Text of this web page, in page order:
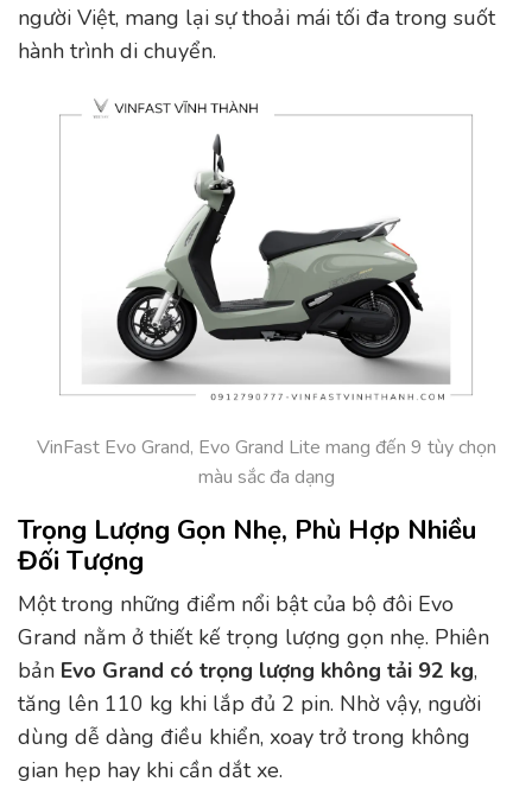
người Việt, mang lại sự thoải mái tối đa trong suốt
hành trình di chuyển.
VinFast Evo Grand, Evo Grand Lite mang đến 9 tùy chọn
màu sắc đa dạng
Trọng Lượng Gọn Nhẹ, Phù Hợp Nhiều
Đối Tượng
Một trong những điểm nổi bật của bộ đôi Evo
Grand nằm ở thiết kế trọng lượng gọn nhẹ. Phiên
bản Evo Grand có trọng lượng không tải 92 kg,
tăng lên 110 kg khi lắp đủ 2 pin. Nhờ vậy, người
dùng dễ dàng điều khiển, xoay trở trong không
gian hẹp hay khi cần dắt xe.